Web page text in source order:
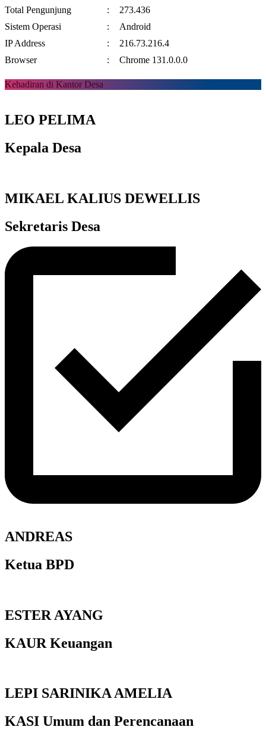
Total Pengunjung :
273.436
Sistem Operasi
:
Android
IP Address
:
216.73.216.4
Browser
: Chrome 131.0.0.0
Kehadiran di Kantor Desa
LEO PELIMA
Kepala Desa
MIKAEL KALIUS DEWELLIS
Sekretaris Desa
ANDREAS
Ketua BPD
ESTER AYANG
KAUR Keuangan
LEPI SARINIKA AMELIA
KASI Umum dan Perencanaan